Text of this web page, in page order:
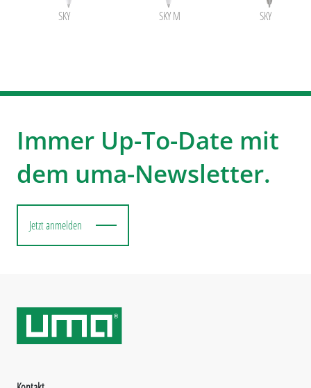
SKY SKY M SKY M SI
Immer Up-To-Date mit
dem uma-Newsletter.
Jetzt anmelden